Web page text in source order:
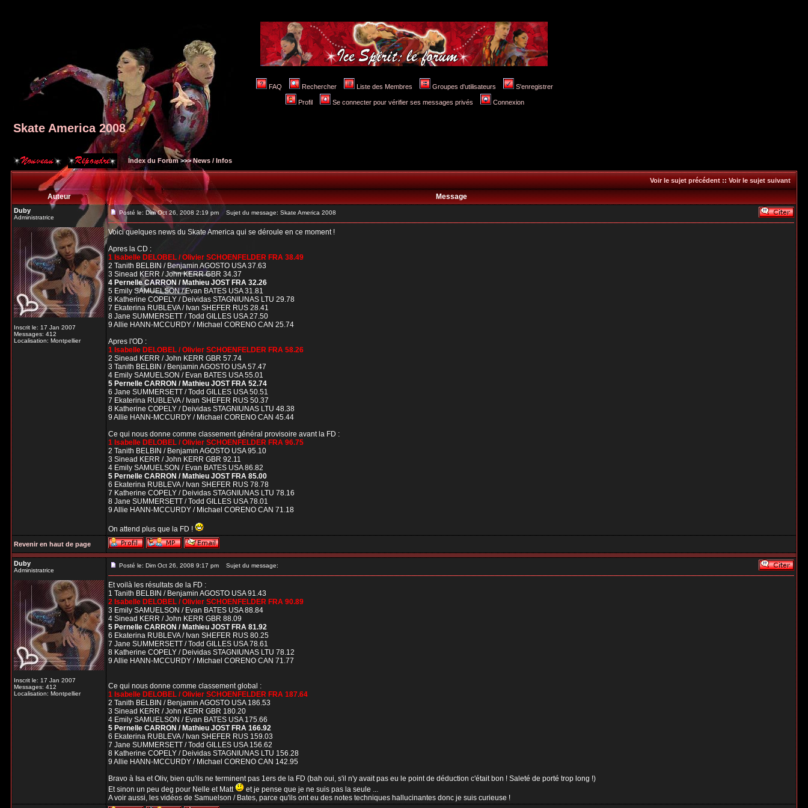
FAQ Rechercher Liste des Membres Groupes d'utilisateurs S'enregistrer
Profil Se connecter pour vérifier ses messages privés Connexion
Skate America 2008
Index du Forum>>>News / Infos
Voir le sujet précédent::Voir le sujet suivant
Auteur Message
Duby
Administratrice
Inscrit le: 17 Jan 2007
Messages: 412
Localisation: Montpellier
Posté le: Dim Oct 26, 2008 2:19 pm Sujet du message: Skate America 2008
Voici quelques news du Skate America qui se déroule en ce moment !
Apres la CD :
1 Isabelle DELOBEL / Olivier SCHOENFELDER FRA 38.49
2 Tanith BELBIN / Benjamin AGOSTO USA 37.63
3 Sinead KERR / John KERR GBR 34.37
4 Pernelle CARRON / Mathieu JOST FRA 32.26
5 Emily SAMUELSON / Evan BATES USA 31.81
6 Katherine COPELY / Deividas STAGNIUNAS LTU 29.78
7 Ekaterina RUBLEVA / Ivan SHEFER RUS 28.41
8 Jane SUMMERSETT / Todd GILLES USA 27.50
9 Allie HANN-MCCURDY / Michael CORENO CAN 25.74
Apres l'OD :
1 Isabelle DELOBEL / Olivier SCHOENFELDER FRA 58.26
2 Sinead KERR / John KERR GBR 57.74
3 Tanith BELBIN / Benjamin AGOSTO USA 57.47
4 Emily SAMUELSON / Evan BATES USA 55.01
5 Pernelle CARRON / Mathieu JOST FRA 52.74
6 Jane SUMMERSETT / Todd GILLES USA 50.51
7 Ekaterina RUBLEVA / Ivan SHEFER RUS 50.37
8 Katherine COPELY / Deividas STAGNIUNAS LTU 48.38
9 Allie HANN-MCCURDY / Michael CORENO CAN 45.44
Ce qui nous donne comme classement général provisoire avant la FD :
1 Isabelle DELOBEL / Olivier SCHOENFELDER FRA 96.75
2 Tanith BELBIN / Benjamin AGOSTO USA 95.10
3 Sinead KERR / John KERR GBR 92.11
4 Emily SAMUELSON / Evan BATES USA 86.82
5 Pernelle CARRON / Mathieu JOST FRA 85.00
6 Ekaterina RUBLEVA / Ivan SHEFER RUS 78.78
7 Katherine COPELY / Deividas STAGNIUNAS LTU 78.16
8 Jane SUMMERSETT / Todd GILLES USA 78.01
9 Allie HANN-MCCURDY / Michael CORENO CAN 71.18
On attend plus que la FD !
Revenir en haut de page
Duby
Administratrice
Inscrit le: 17 Jan 2007
Messages: 412
Localisation: Montpellier
Posté le: Dim Oct 26, 2008 9:17 pm Sujet du message:
Et voilà les résultats de la FD :
1 Tanith BELBIN / Benjamin AGOSTO USA 91.43
2 Isabelle DELOBEL / Olivier SCHOENFELDER FRA 90.89
3 Emily SAMUELSON / Evan BATES USA 88.84
4 Sinead KERR / John KERR GBR 88.09
5 Pernelle CARRON / Mathieu JOST FRA 81.92
6 Ekaterina RUBLEVA / Ivan SHEFER RUS 80.25
7 Jane SUMMERSETT / Todd GILLES USA 78.61
8 Katherine COPELY / Deividas STAGNIUNAS LTU 78.12
9 Allie HANN-MCCURDY / Michael CORENO CAN 71.77
Ce qui nous donne comme classement global :
1 Isabelle DELOBEL / Olivier SCHOENFELDER FRA 187.64
2 Tanith BELBIN / Benjamin AGOSTO USA 186.53
3 Sinead KERR / John KERR GBR 180.20
4 Emily SAMUELSON / Evan BATES USA 175.66
5 Pernelle CARRON / Mathieu JOST FRA 166.92
6 Ekaterina RUBLEVA / Ivan SHEFER RUS 159.03
7 Jane SUMMERSETT / Todd GILLES USA 156.62
8 Katherine COPELY / Deividas STAGNIUNAS LTU 156.28
9 Allie HANN-MCCURDY / Michael CORENO CAN 142.95
Bravo à Isa et Oliv, bien qu'ils ne terminent pas 1ers de la FD (bah oui, s'il n'y avait pas eu le point de déduction c'était bon ! Saleté de porté trop long !)
Et sinon un peu deg pour Nelle et Matt
et je pense que je ne suis pas la seule ...
A voir aussi, les vidéos de Samuelson / Bates, parce qu'ils ont eu des notes techniques hallucinantes donc je suis curieuse !